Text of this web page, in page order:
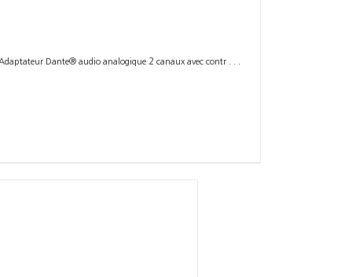
Dante® audio analogique 2 canaux avec contr . . .